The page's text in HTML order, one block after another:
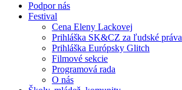
Podpor nás
Festival
Cena Eleny Lackovej
Prihláška SK&CZ za ľudské práva
Prihláška Európsky Glitch
Filmové sekcie
Programová rada
O nás